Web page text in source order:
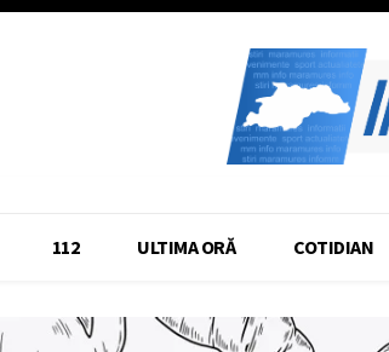
112 ULTIMA ORĂ COTIDIAN